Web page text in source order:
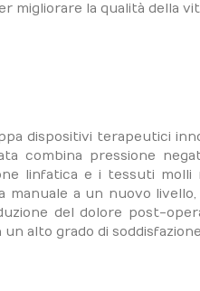
migliorare la qualità della
dispositivi terapeutici
combina pressione
linfatica e i tessuti molli
manuale a un nuovo
del dolore post-
alto grado di